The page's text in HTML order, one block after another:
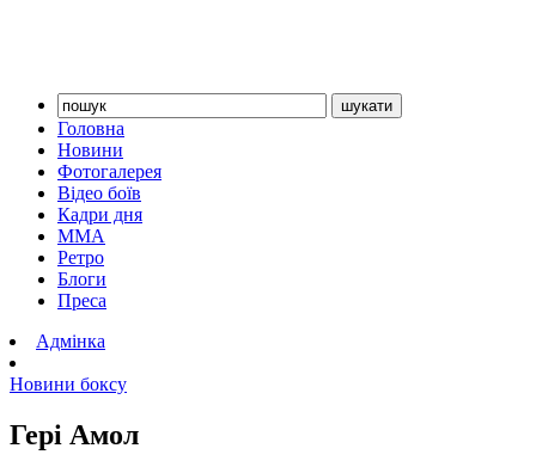
Головна
Новини
Фотогалерея
Відео боїв
Кадри дня
ММА
Ретро
Блоги
Преса
Адмінка
Новини боксу
Гері Амол